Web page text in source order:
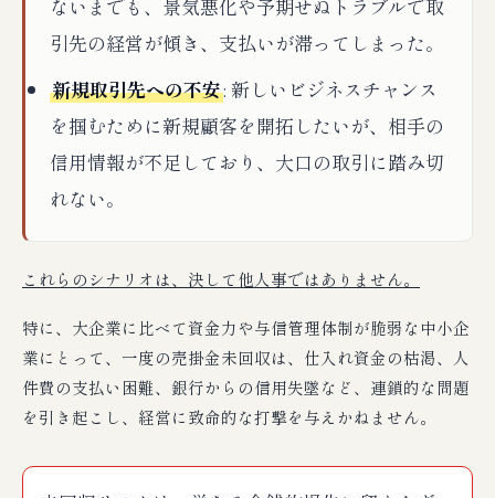
ないまでも、景気悪化や予期せぬトラブルで取
引先の経営が傾き、支払いが滞ってしまった。
新規取引先への不安: 新しいビジネスチャンス
を掴むために新規顧客を開拓したいが、相手の
信用情報が不足しており、大口の取引に踏み切
れない。
これらのシナリオは、決して他人事ではありません。
特に、大企業に比べて資金力や与信管理体制が脆弱な中小企
業にとって、一度の売掛金未回収は、仕入れ資金の枯渇、人
件費の支払い困難、銀行からの信用失墜など、連鎖的な問題
を引き起こし、経営に致命的な打撃を与えかねません。